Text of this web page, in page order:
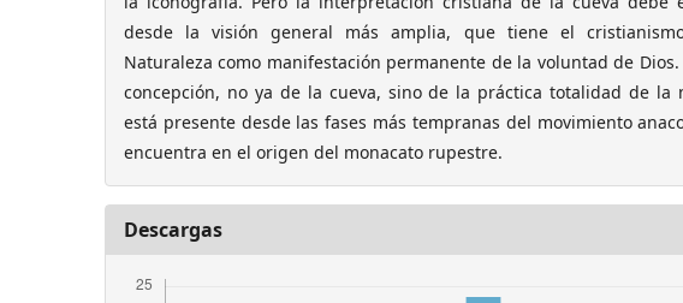
desde la visión general más amplia, que tiene el
Naturaleza como manifestación permanente de la voluntad de Dios.
concepción, no ya de la cueva, sino de la práctica totalidad de la
está presente desde las fases más tempranas del movimiento
encuentra en el origen del monacato rupestre.
Descargas